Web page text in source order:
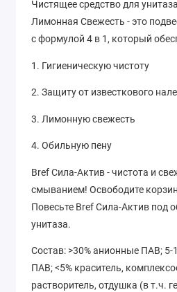
Чистящее средство для
Лимонная Свежесть - это
с формулой 4 в 1, который
1. Гигиеническую чистоту
2. Защиту от известкового
3. Лимонную свежесть
4. Обильную пену
Bref Сила-Актив - чистота и
смыванием! Освободите
Повесьте Bref Сила-Актив под
унитаза.
Состав: >30% анионные ПАВ; 5-
ПАВ; <5% краситель,
растворитель, отдушка (в т.ч.